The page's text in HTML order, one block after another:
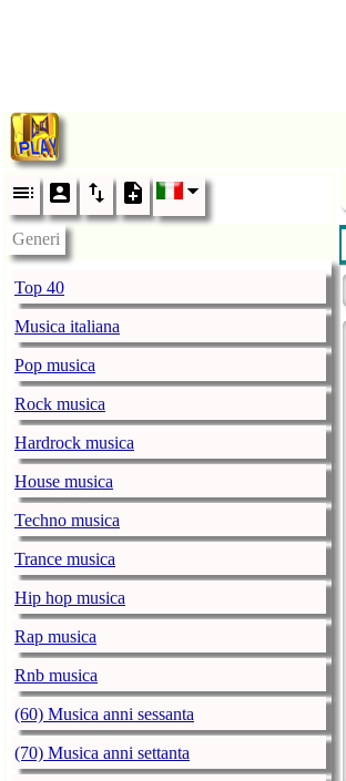
Generi
Top 40
Musica italiana
Pop musica
Rock musica
Hardrock musica
House musica
Techno musica
Trance musica
Hip hop musica
Rap musica
Rnb musica
(60) Musica anni sessanta
(70) Musica anni settanta